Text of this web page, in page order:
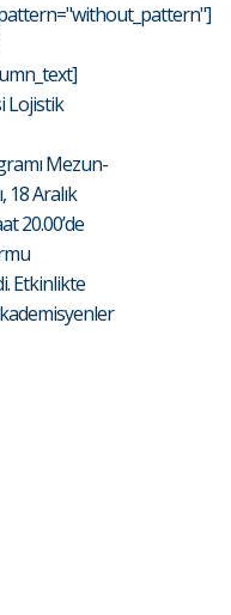
Lojistik
Mezun-
18 Aralık
20.00’de
Etkinlikte